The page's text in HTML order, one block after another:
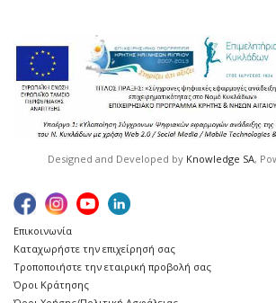
Designed and Developed by Knowledge SA,
Επικοινωνία
Καταχωρήστε την επιχείρησή σας
Τροποποιήστε την εταιρική προβολή σας
Όροι Κράτησης